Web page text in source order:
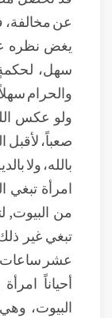
عن
يغض نظره
سهل، لحكمةٍ
والحرام
ولو عكس
صعباً، لأقبل
بالله، ولا
امرأة
من البيوت,
تبغي غير
عشر ساعات
أحياناً
البيوت،